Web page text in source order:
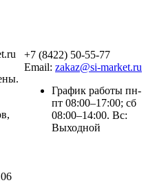
+7 (8422) 50-55-77
Email: zakaz@si-market.ru
График работы пн-
пт 08:00–17:00; сб
08:00–14:00. Вс:
Выходной